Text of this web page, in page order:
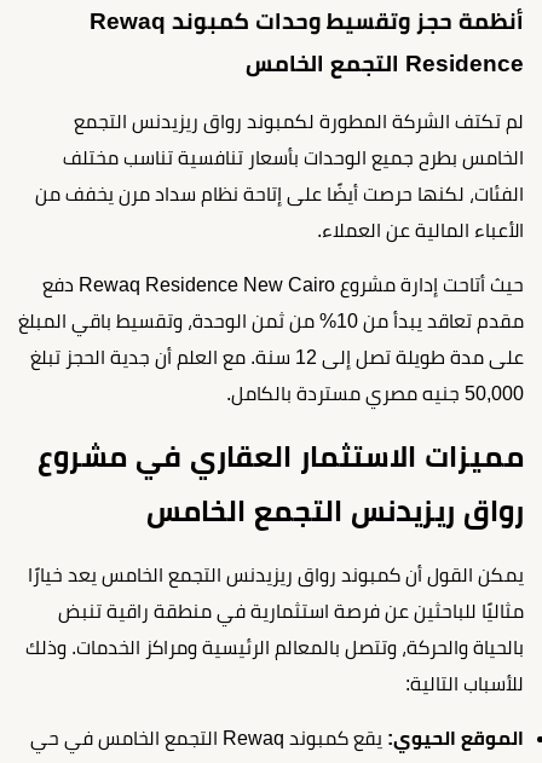
أنظمة حجز وتقسيط وحدات كمبوند Rewaq
Residence التجمع الخامس
لم تكتف الشركة المطورة لكمبوند رواق ريزيدنس التجمع
الخامس بطرح جميع الوحدات بأسعار تنافسية تناسب مختلف
الفئات، لكنها حرصت أيضًا على إتاحة نظام سداد مرن يخفف من
الأعباء المالية عن العملاء.
حيث أتاحت إدارة مشروع Rewaq Residence New Cairo دفع
مقدم تعاقد يبدأ من 10% من ثمن الوحدة، وتقسيط باقي المبلغ
على مدة طويلة تصل إلى 12 سنة. مع العلم أن جدية الحجز تبلغ
50,000 جنيه مصري مستردة بالكامل.
مميزات الاستثمار العقاري في مشروع
رواق ريزيدنس التجمع الخامس
يمكن القول أن كمبوند رواق ريزيدنس التجمع الخامس يعد خيارًا
مثاليًا للباحثين عن فرصة استثمارية في منطقة راقية تنبض
بالحياة والحركة، وتتصل بالمعالم الرئيسية ومراكز الخدمات. وذلك
للأسباب التالية:
الموقع الحيوي: يقع كمبوند Rewaq التجمع الخامس في حي